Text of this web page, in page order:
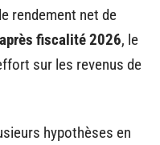
rendement net de
fiscalité 2026, le
sur les revenus de
hypothèses en